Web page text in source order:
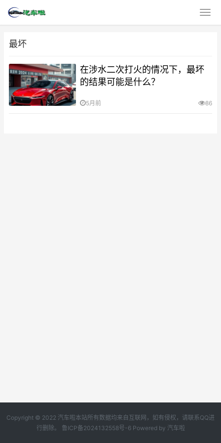
最坏
在涉水二次打火的情况下，最坏
的结果可能是什么？
5月前 86
Copyright © 2022 汽车啦本站所有数据均来自互联网，如有侵权，请联系QQ进
行删除。 鲁ICP备2024132558号-6Powered by 汽车啦